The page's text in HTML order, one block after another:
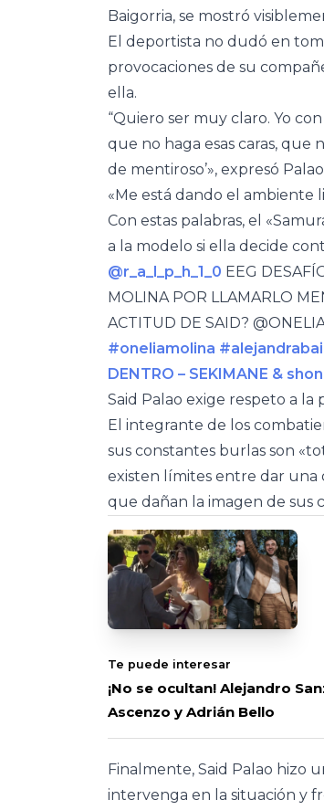
Baigorria, se mostró
El deportista no dudó en
provocaciones de su
ella.
“Quiero ser muy claro. Yo
que no haga esas caras, que
de mentiroso’», expresó
«Me está dando el ambiente
Con estas palabras, el
a la modelo si ella decide
@r_a_l_p_h_1_0 EEG
MOLINA POR LLAMARLO
ACTITUD DE SAID?
#oneliamolina
DENTRO – SEKIMANE &
Said Palao exige respeto a la
El integrante de los
sus constantes burlas son
existen límites entre dar una
que dañan la imagen de sus
Te puede interesar
¡No se ocultan! Alejandro
Ascenzo y Adrián Bello
Finalmente, Said Palao hizo
intervenga en la situación y